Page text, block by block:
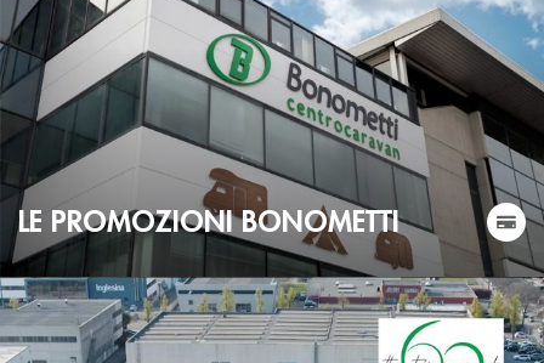
LE PROMOZIONI BONOMETTI